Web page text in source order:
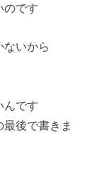
のです
ないから
んです
最後で書きま